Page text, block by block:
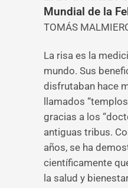
Mundial de la
TOMÁS
La risa es la
mundo. Sus
disfrutaban hace
llamados
gracias a los
antiguas tribus.
años, se ha
científicamente
la salud y